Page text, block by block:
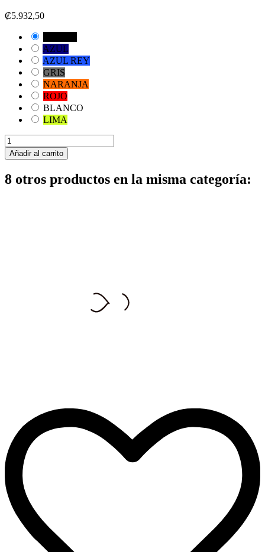
₡5.932,50
AZUL
AZUL REY
GRIS
NARANJA
ROJO
BLANCO
LIMA
Añadir al carrito
8 otros productos en la misma categoría: